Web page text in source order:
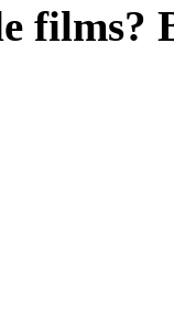
films?